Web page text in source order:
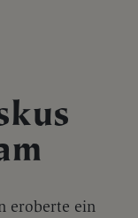
eroberte ein